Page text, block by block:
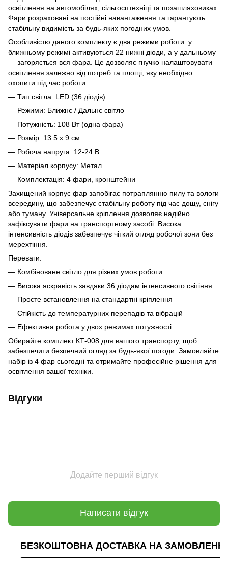
освітлення на автомобілях, сільгосптехніці та позашляховиках.
Фари розраховані на постійні навантаження та гарантують
стабільну видимість за будь-яких погодних умов.
Особливістю даного комплекту є два режими роботи: у
ближньому режимі активуються 22 нижні діоди, а у дальньому
— загоряється вся фара. Це дозволяє гнучко налаштовувати
освітлення залежно від потреб та площі, яку необхідно
охопити під час роботи.
— Тип світла: LED (36 діодів)
— Режими: Ближнє / Дальнє світло
— Потужність: 108 Вт (одна фара)
— Розмір: 13.5 х 9 см
— Робоча напруга: 12-24 В
— Матеріал корпусу: Метал
— Комплектація: 4 фари, кронштейни
Захищений корпус фар запобігає потраплянню пилу та вологи
всередину, що забезпечує стабільну роботу під час дощу, снігу
або туману. Універсальне кріплення дозволяє надійно
зафіксувати фари на транспортному засобі. Висока
інтенсивність діодів забезпечує чіткий огляд робочої зони без
мерехтіння.
Переваги:
— Комбіноване світло для різних умов роботи
— Висока яскравість завдяки 36 діодам інтенсивного світіння
— Просте встановлення на стандартні кріплення
— Стійкість до температурних перепадів та вібрацій
— Ефективна робота у двох режимах потужності
Обирайте комплект КТ-008 для вашого транспорту, щоб
забезпечити безпечний огляд за будь-якої погоди. Замовляйте
набір із 4 фар сьогодні та отримайте професійне рішення для
освітлення вашої техніки.
Відгуки
Додайте перший відгук
Написати відгук
БЕЗКОШТОВНА ДОСТАВКА НА ЗАМОВЛЕННЯ